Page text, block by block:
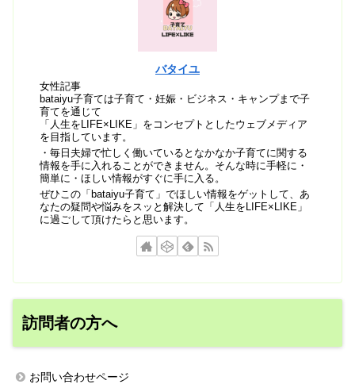
バタイユ
女性記事
bataiyu子育ては子育て・妊娠・ビジネス・キャンプまで子
育てを通じて
「人生をLIFE×LIKE」をコンセプトとしたウェブメディア
を目指しています。
・毎日夫婦で忙しく働いているとなかなか子育てに関する
情報を手に入れることができません。そんな時に手軽に・
簡単に・ほしい情報がすぐに手に入る。
ぜひこの「bataiyu子育て」でほしい情報をゲットして、あ
なたの疑問や悩みをスッと解決して「人生をLIFE×LIKE」
に過ごして頂けたらと思います。
訪問者の方へ
お問い合わせページ